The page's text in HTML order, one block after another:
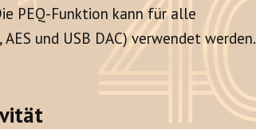
PEQ-Funktion kann für alle
und USB DAC) verwendet werden.